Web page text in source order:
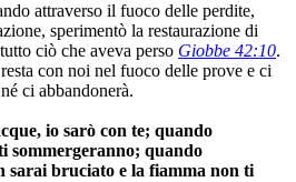
attraverso il fuoco delle perdite,
sperimentò la restaurazione di
ciò che aveva perso Giobbe 42:10.
resta con noi nel fuoco delle prove e ci
ci abbandonerà.
io sarò con te; quando
sommergeranno; quando
sarai bruciato e la fiamma non ti